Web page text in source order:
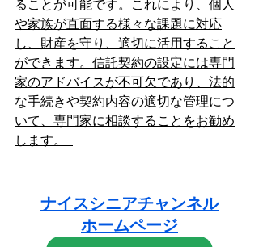
ることが可能です。これにより、個人
や家族が直面する様々な課題に対応
し、財産を守り、適切に活用すること
ができます。信託契約の設定には専門
家のアドバイスが不可欠であり、法的
な手続きや契約内容の適切な管理につ
いて、専門家に相談することをお勧め
します。
ナイスシニアチャンネル
ホームページ